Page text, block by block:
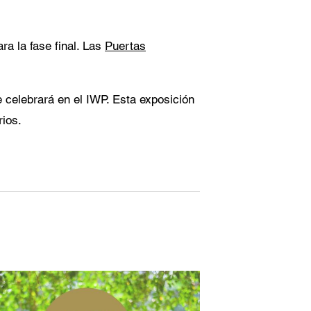
la fase final. Las Puertas
en el IWP. Esta exposición